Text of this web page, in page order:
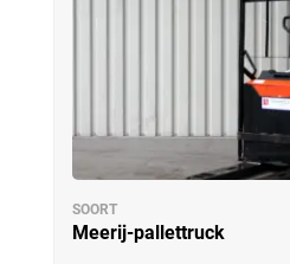
SOORT
Meerij-pallettruck